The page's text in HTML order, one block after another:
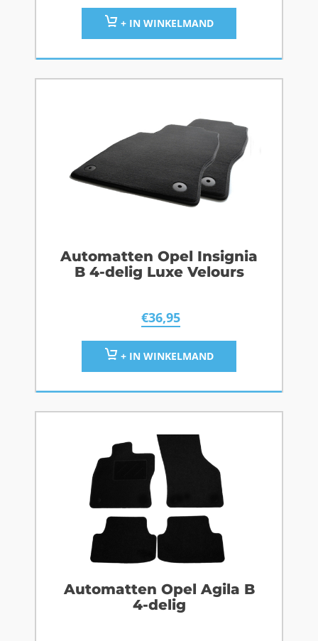
+ IN WINKELMAND
Automatten Opel Insignia
B 4-delig Luxe Velours
€36,95
+ IN WINKELMAND
Automatten Opel Agila B
4-delig